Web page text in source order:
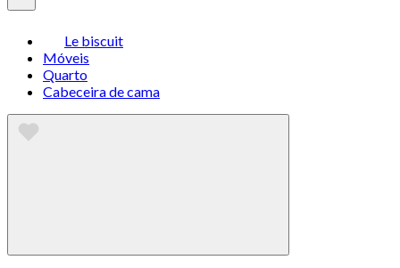
Le biscuit
Móveis
Quarto
Cabeceira de cama